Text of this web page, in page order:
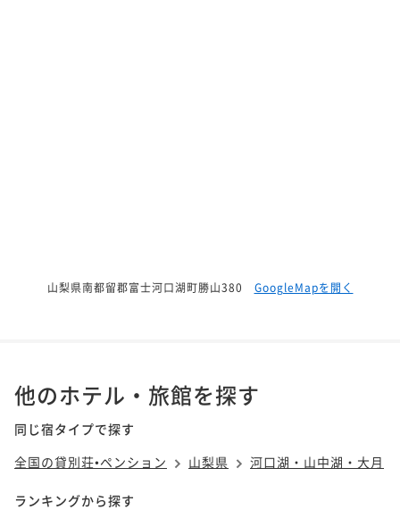
山梨県南都留郡富士河口湖町勝山380 GoogleMapを開く
他のホテル・旅館を探す
同じ宿タイプで探す
全国の貸別荘•ペンション
山梨県 河口湖・山中湖・大月
ランキングから探す